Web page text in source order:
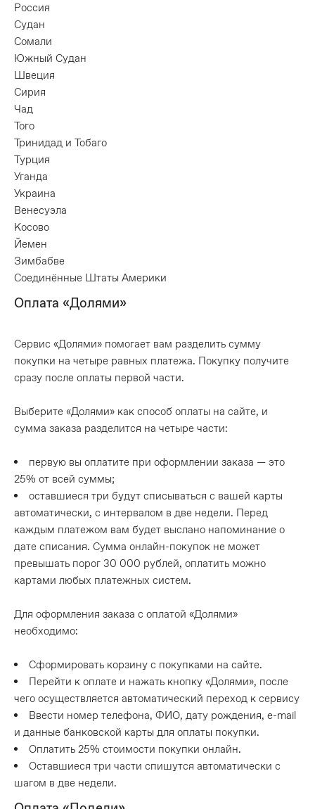
Россия
Судан
Сомали
Южный Судан
Швеция
Сирия
Чад
Того
Тринидад и Тобаго
Турция
Уганда
Украина
Венесуэла
Косово
Йемен
Зимбабве
Соединённые Штаты Америки
Оплата «Долями»
Сервис «Долями» помогает вам разделить сумму
покупки на четыре равных платежа. Покупку получите
сразу после оплаты первой части.
Выберите «Долями» как способ оплаты на сайте, и
сумма заказа разделится на четыре части:
первую вы оплатите при оформлении заказа — это
25% от всей суммы;
оставшиеся три будут списываться с вашей карты
автоматически, с интервалом в две недели. Перед
каждым платежом вам будет выслано напоминание о
дате списания. Сумма онлайн-покупок не может
превышать порог 30 000 рублей, оплатить можно
картами любых платежных систем.
Для оформления заказа с оплатой «Долями»
необходимо:
Сформировать корзину с покупками на сайте.
Перейти к оплате и нажать кнопку «Долями», после
чего осуществляется автоматический переход к сервису
Ввести номер телефона, ФИО, дату рождения, e-mail
и данные банковской карты для оплаты покупки.
Оплатить 25% стоимости покупки онлайн.
Оставшиеся три части спишутся автоматически с
шагом в две недели.